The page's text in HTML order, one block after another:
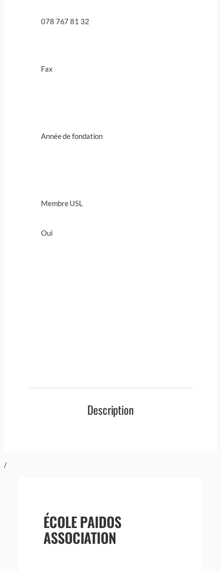
078 767 81 32
Fax
Année de fondation
Membre USL
Oui
Description
/
ÉCOLE PAIDOS
ASSOCIATION